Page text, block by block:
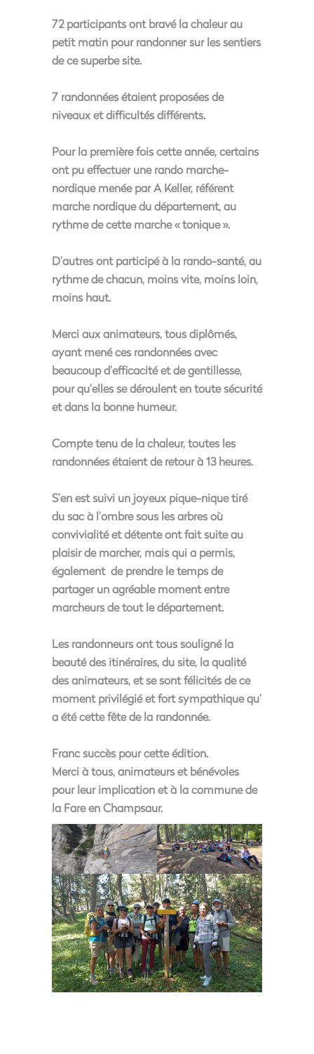
72 participants ont bravé la chaleur au
petit matin pour randonner sur les sentiers
de ce superbe site.
7 randonnées étaient proposées de
niveaux et difficultés différents.
Pour la première fois cette année, certains
ont pu effectuer une rando marche-
nordique menée par A Keller, référent
marche nordique du département, au
rythme de cette marche « tonique ».
D’autres ont participé à la rando-santé, au
rythme de chacun, moins vite, moins loin,
moins haut.
Merci aux animateurs, tous diplômés,
ayant mené ces randonnées avec
beaucoup d’efficacité et de gentillesse,
pour qu’elles se déroulent en toute sécurité
et dans la bonne humeur.
Compte tenu de la chaleur, toutes les
randonnées étaient de retour à 13 heures.
S’en est suivi un joyeux pique-nique tiré
du sac à l’ombre sous les arbres où
convivialité et détente ont fait suite au
plaisir de marcher, mais qui a permis,
également de prendre le temps de
partager un agréable moment entre
marcheurs de tout le département.
Les randonneurs ont tous souligné la
beauté des itinéraires, du site, la qualité
des animateurs, et se sont félicités de ce
moment privilégié et fort sympathique qu’
a été cette fête de la randonnée.
Franc succès pour cette édition.
Merci à tous, animateurs et bénévoles
pour leur implication et à la commune de
la Fare en Champsaur.